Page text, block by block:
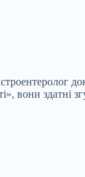
вони здатні